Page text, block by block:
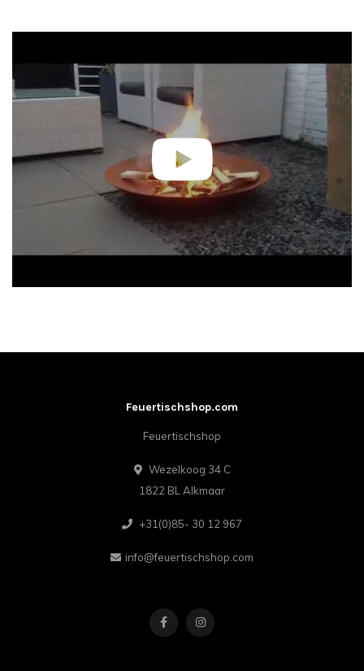
Feuertischshop.com
Feuertischshop
Wezelkoog 34 C
1822 BL Alkmaar
+31(0)85- 30 12 967
info@feuertischshop.com